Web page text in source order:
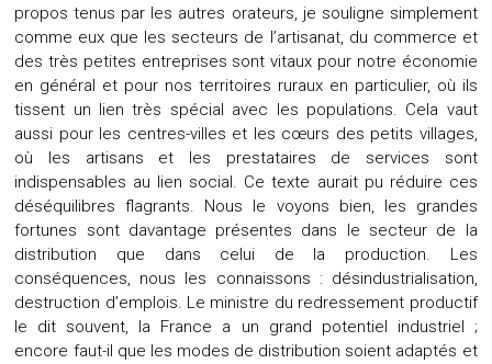
propos tenus par les autres orateurs, je souligne simplement
comme eux que les secteurs de l’artisanat, du commerce et
des très petites entreprises sont vitaux pour notre économie
en général et pour nos territoires ruraux en particulier, où ils
tissent un lien très spécial avec les populations. Cela vaut
aussi pour les centres-villes et les cœurs des petits villages,
où les artisans et les prestataires de services sont
indispensables au lien social. Ce texte aurait pu réduire ces
déséquilibres flagrants. Nous le voyons bien, les grandes
fortunes sont davantage présentes dans le secteur de la
distribution que dans celui de la production. Les
conséquences, nous les connaissons : désindustrialisation,
destruction d’emplois. Le ministre du redressement productif
le dit souvent, la France a un grand potentiel industriel ;
encore faut-il que les modes de distribution soient adaptés et